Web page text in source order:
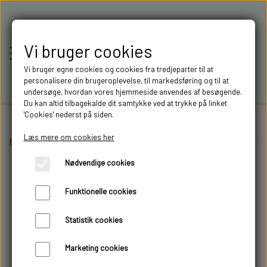
RC-MODELLER,
MODELTRUCKS,
MODELLASTBILER & 3D
FILAMENT I AARHUS M.FL.
Forside Elektronik Fartregulatore og lysmoduler
Vi bruger cookies
Vi bruger egne cookies og cookies fra tredjeparter til at
personalisere din brugeroplevelse, til markedsføring og til at
undersøge, hvordan vores hjemmeside anvendes af besøgende.
Du kan altid tilbagekalde dit samtykke ved at trykke på linket
'Cookies' nederst på siden.
Læs mere om cookies her
Nødvendige cookies
Funktionelle cookies
Statistik cookies
Marketing cookies